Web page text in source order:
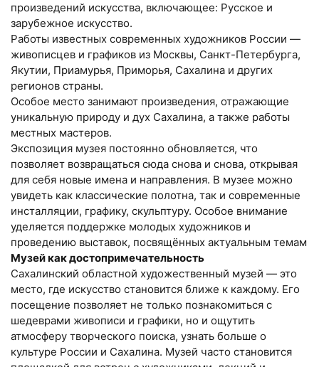
произведений искусства, включающее: Русское и
зарубежное искусство.
Работы известных современных художников России —
живописцев и графиков из Москвы, Санкт-Петербурга,
Якутии, Приамурья, Приморья, Сахалина и других
регионов страны.
Особое место занимают произведения, отражающие
уникальную природу и дух Сахалина, а также работы
местных мастеров.
Экспозиция музея постоянно обновляется, что
позволяет возвращаться сюда снова и снова, открывая
для себя новые имена и направления. В музее можно
увидеть как классические полотна, так и современные
инсталляции, графику, скульптуру. Особое внимание
уделяется поддержке молодых художников и
проведению выставок, посвящённых актуальным темам
Музей как достопримечательность
Сахалинский областной художественный музей — это
место, где искусство становится ближе к каждому. Его
посещение позволяет не только познакомиться с
шедеврами живописи и графики, но и ощутить
атмосферу творческого поиска, узнать больше о
культуре России и Сахалина. Музей часто становится